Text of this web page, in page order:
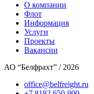
О компании
Флот
Информация
Услуги
Проекты
Вакансии
АО “Белфрахт” / 2026
office@belfreight.ru